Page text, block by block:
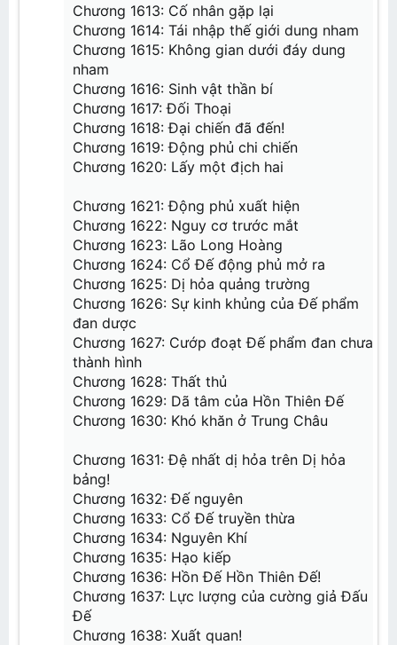
Chương 19: Huấn luyện tàn khốc
Chương 20: Phách mại
Chương 21: Nhị phẩm luyện dược sư Cốc Ni
Chương 22: Thanh Phong Quyết
Chương 23: Tranh đoạt
Chương 24: Nhất thiết đãi tục
Chương 25: Tiễn do ngã xuất
Chương 26: Khổ tu
Chương 27: Trùng kích đệ thất đoạn
Chương 28: Cường hóa Hấp chưởng
Chương 29: Trọng yếu đích nhật tử
Chương 30: Vẫn lạc thiên tài
Chương 31: Nhất tinh Đấu Giả
Chương 32: Khiêu Chiến
Chương 33: Chứng Thực
Chương 34: Phiên Thân
Chương 35: Cảm giác tội ác
Chương 36: Hoạt kê đột phá
Chương 37: Tiêu Ngọc
Chương 38: Tiểu tử này, không đơn giản
Chương 39: Nghi thức phục trắc
Chương 40: Chấn động
Chương 41: Tăng khí tán
Chương 42: Ngươi thua
Chương 43: Thực lực của Tiêu Viêm
Chương 44: Ngươi muốn thử không?
Chương 45: Lạc mạc
Chương 46: Tiêu Viêm bạo nộ
Chương 47: Xâm phạm
Chương 49: Lựa chọn công pháp
Chương 50: Bang ?
Chương 1613: Cố nhân gặp lại
Chương 1614: Tái nhập thế giới dung nham
Chương 1615: Không gian dưới đáy dung
nham
Chương 1616: Sinh vật thần bí
Chương 1617: Đối Thoại
Chương 1618: Đại chiến đã đến!
Chương 1619: Động phủ chi chiến
Chương 1620: Lấy một địch hai
Chương 1621: Động phủ xuất hiện
Chương 1622: Nguy cơ trước mắt
Chương 1623: Lão Long Hoàng
Chương 1624: Cổ Đế động phủ mở ra
Chương 1625: Dị hỏa quảng trường
Chương 1626: Sự kinh khủng của Đế phẩm
đan dược
Chương 1627: Cướp đoạt Đế phẩm đan chưa
thành hình
Chương 1628: Thất thủ
Chương 1629: Dã tâm của Hồn Thiên Đế
Chương 1630: Khó khăn ở Trung Châu
Chương 1631: Đệ nhất dị hỏa trên Dị hỏa
bảng!
Chương 1632: Đế nguyên
Chương 1633: Cổ Đế truyền thừa
Chương 1634: Nguyên Khí
Chương 1635: Hạo kiếp
Chương 1636: Hồn Đế Hồn Thiên Đế!
Chương 1637: Lực lượng của cường giả Đấu
Đế
Chương 1638: Xuất quan!